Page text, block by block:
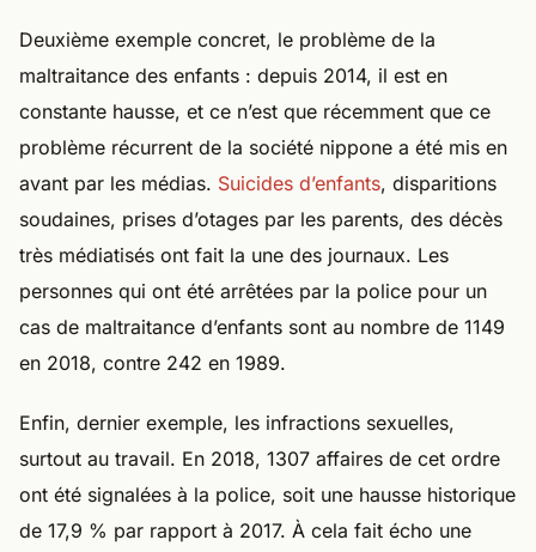
Deuxième exemple concret, le problème de la
maltraitance des enfants : depuis 2014, il est en
constante hausse, et ce n’est que récemment que ce
problème récurrent de la société nippone a été mis en
avant par les médias. Suicides d’enfants, disparitions
soudaines, prises d’otages par les parents, des décès
très médiatisés ont fait la une des journaux. Les
personnes qui ont été arrêtées par la police pour un
cas de maltraitance d’enfants sont au nombre de 1149
en 2018, contre 242 en 1989.
Enfin, dernier exemple, les infractions sexuelles,
surtout au travail. En 2018, 1307 affaires de cet ordre
ont été signalées à la police, soit une hausse historique
de 17,9 % par rapport à 2017. À cela fait écho une